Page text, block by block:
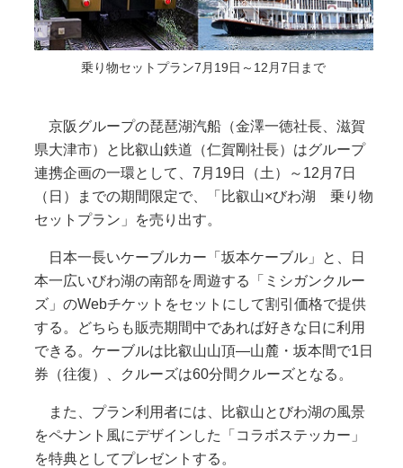
乗り物セットプラン7月19日～12月7日まで
京阪グループの琵琶湖汽船（金澤一徳社長、滋賀
県大津市）と比叡山鉄道（仁賀剛社長）はグループ
連携企画の一環として、7月19日（土）～12月7日
（日）までの期間限定で、「比叡山×びわ湖 乗り物
セットプラン」を売り出す。
日本一長いケーブルカー「坂本ケーブル」と、日
本一広いびわ湖の南部を周遊する「ミシガンクルー
ズ」のWebチケットをセットにして割引価格で提供
する。どちらも販売期間中であれば好きな日に利用
できる。ケーブルは比叡山山頂―山麓・坂本間で1日
券（往復）、クルーズは60分間クルーズとなる。
また、プラン利用者には、比叡山とびわ湖の風景
をペナント風にデザインした「コラボステッカー」
を特典としてプレゼントする。